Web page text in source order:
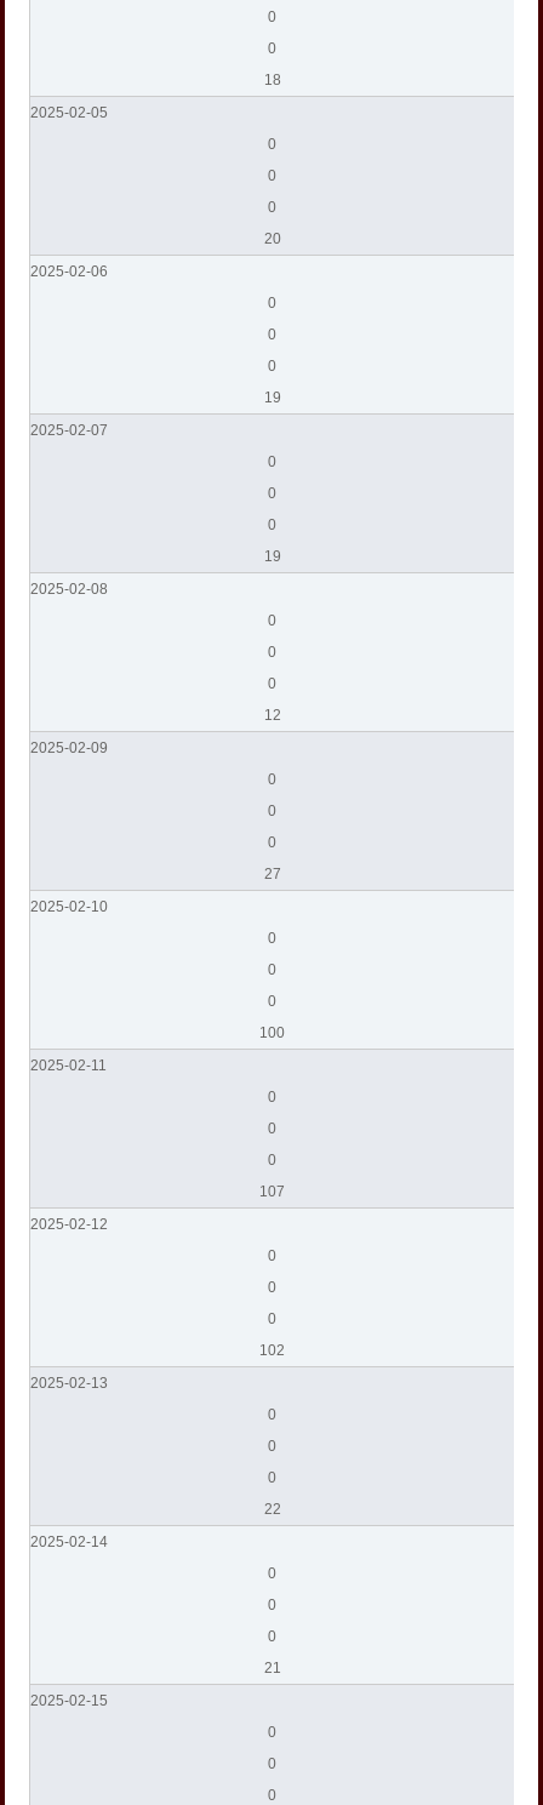
0
0
18
2025-02-05
0
0
0
20
2025-02-06
0
0
0
19
2025-02-07
0
0
0
19
2025-02-08
0
0
0
12
2025-02-09
0
0
0
27
2025-02-10
0
0
0
100
2025-02-11
0
0
0
107
2025-02-12
0
0
0
102
2025-02-13
0
0
0
22
2025-02-14
0
0
0
21
2025-02-15
0
0
0